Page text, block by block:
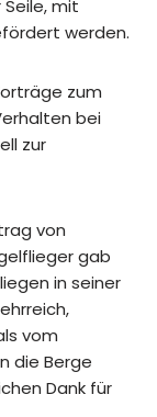
mit
werden.
zum
bei
zur
von
gab
in seiner
vom
die Berge
Dank für